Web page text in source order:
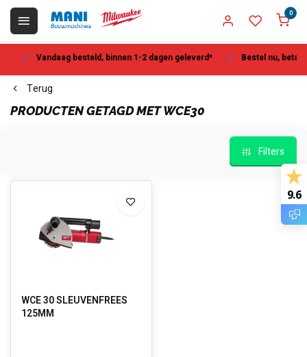
0
Vandaag besteld, binnen 1-2 dagen geleverd* Bestel nu, betaal
Terug
PRODUCTEN GETAGD MET WCE30
Filters
WCE 30 SLEUVENFREES
125MM
9.6